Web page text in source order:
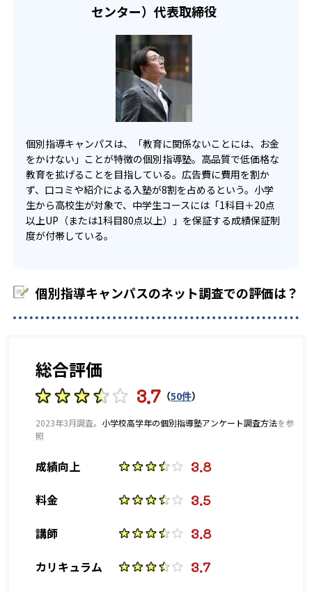
県立守山中学校 -
-
高校の合格実績
小金高校 - 専修大学松戸高校 -
越ヶ谷高校 - 浦和学院高校 -
北野高校 -
洛南高校 - 膳所高校 -
西大和学園高校
大学の合格実績
センター）代表取締役
個別指導キャンパスは、「教育に関係ないことには、お金
をかけない」ことが特徴の個別指導塾。高品質で低価格な
教育を拡げることを目指している。広告費に費用を割か
ず、口コミや紹介による入塾が8割を占めるという。小学
生から高校生が対象で、中学生コースには「1科目＋20点
以上UP（または1科目80点以上）」を保証する成績保証制
度が付帯している。
個別指導キャンパスのネット調査での評価は？
総合評価
3.7 （50件）
2023年3月調査。 小学校高学年の個別指導塾アンケート調査方法を参
照
成績向上 3.8
料金 3.5
講師 3.8
カリキュラム 3.7